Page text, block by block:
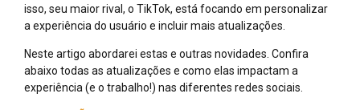
isso, seu maior rival, o TikTok, está focando em personalizar
a experiência do usuário e incluir mais atualizações.
Neste artigo abordarei estas e outras novidades. Confira
abaixo todas as atualizações e como elas impactam a
experiência (e o trabalho!) nas diferentes redes sociais.